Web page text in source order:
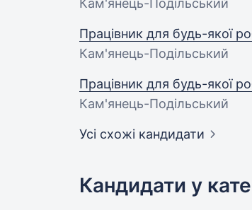
Кам'янець-Подільський
Працівник для будь-якої
Кам'янець-Подільський
Працівник для будь-якої
Кам'янець-Подільський
Усі схожі кандидати
Кандидати у